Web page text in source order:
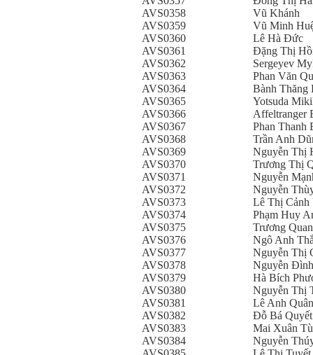
AVS0358
Vũ Khánh
AVS0359
Vũ Minh
AVS0360
Lê Hà Đức
AVS0361
Đặng Thị
AVS0362
Sergeyev
AVS0363
Phan Văn
AVS0364
Bành Thăng
AVS0365
Yotsuda
AVS0366
Affeltranger
AVS0367
Phan Thanh
AVS0368
Trần Anh
AVS0369
Nguyễn Thị
AVS0370
Trương Thị
AVS0371
Nguyễn
AVS0372
Nguyễn
AVS0373
Lê Thị Cảnh
AVS0374
Phạm Huy
AVS0375
Trương
AVS0376
Ngô Anh
AVS0377
Nguyễn Thị
AVS0378
Nguyễn
AVS0379
Hà Bích
AVS0380
Nguyễn Thị
AVS0381
Lê Anh Quân
AVS0382
Đỗ Bá Quyết
AVS0383
Mai Xuân
AVS0384
Nguyễn